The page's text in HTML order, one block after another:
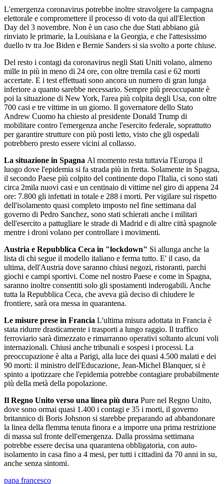
L'emergenza coronavirus potrebbe inoltre stravolgere la campagna
elettorale e compromettere il processo di voto da qui all'Election
Day del 3 novembre. Non è un caso che due Stati abbiano già
rinviato le primarie, la Louisiana e la Georgia, e che l'attesissimo
duello tv tra Joe Biden e Bernie Sanders si sia svolto a porte chiuse.
Del resto i contagi da coronavirus negli Stati Uniti volano, almeno
mille in più in meno di 24 ore, con oltre tremila casi e 62 morti
accertate. E i test effettuati sono ancora un numero di gran lunga
inferiore a quanto sarebbe necessario. Sempre più preoccupante è
poi la situazione di New York, l'area più colpita degli Usa, con oltre
700 casi e tre vittime in un giorno. Il governatore dello Stato
Andrew Cuomo ha chiesto al presidente Donald Trump di
mobilitare contro l'emergenza anche l'esercito federale, soprattutto
per garantire strutture con più posti letto, visto che gli ospedali
potrebbero presto essere vicini al collasso.
La situazione in Spagna Al momento resta tuttavia l'Europa il
luogo dove l'epidemia si fa strada più in fretta. Solamente in Spagna,
il secondo Paese più colpito del continente dopo l'Italia, ci sono stati
circa 2mila nuovi casi e un centinaio di vittime nel giro di appena 24
ore: 7.800 gli infettati in totale e 288 i morti. Per vigilare sul rispetto
dell'isolamento quasi completo imposto nel fine settimana dal
governo di Pedro Sanchez, sono stati schierati anche i militari
dell'esercito a pattugliare le strade di Madrid e di altre città spagnole
mentre i droni volano per controllare i movimenti.
Austria e Repubblica Ceca in "lockdown" Si allunga anche la
lista di chi segue il modello italiano e ferma tutto. E' il caso, da
ultima, dell'Austria dove saranno chiusi negozi, ristoranti, parchi
giochi e campi sportivi. Come nel nostro Paese e come in Spagna,
saranno inoltre consentiti solo gli spostamenti inderogabili. Anche
tutta la Repubblica Ceca, che aveva già deciso di chiudere le
frontiere, sarà ora messa in quarantena.
Le misure prese in Francia L'ultima misura adottata in Francia è
stata ridurre drasticamente i trasporti a lungo raggio. Il traffico
ferroviario sarà dimezzato e rimarranno operativi soltanto alcuni voli
internazionali. Chiusi anche tribunali e sospesi i processi. La
preoccupazione è alta a Parigi, alla luce dei quasi 4.500 malati e dei
90 morti: il ministro dell'Educazione, Jean-Michel Blanquer, si è
spinto a ipotizzare che l'epidemia potrebbe contagiare probabilmente
più della metà della popolazione.
Il Regno Unito verso una linea più dura Pure nel Regno Unito,
dove sono ormai quasi 1.400 i contagi e 35 i morti, il governo
britannico di Boris Johsnon si starebbe preparando ad abbandonare
la linea della flemma tenuta finora e a imporre una prima restrizione
di massa sul fronte dell'emergenza. Dalla prossima settimana
potrebbe essere decisa una quarantena obbligatoria, con auto-
isolamento in casa fino a 4 mesi, per tutti i cittadini da 70 anni in su,
anche senza sintomi.
papa francesco